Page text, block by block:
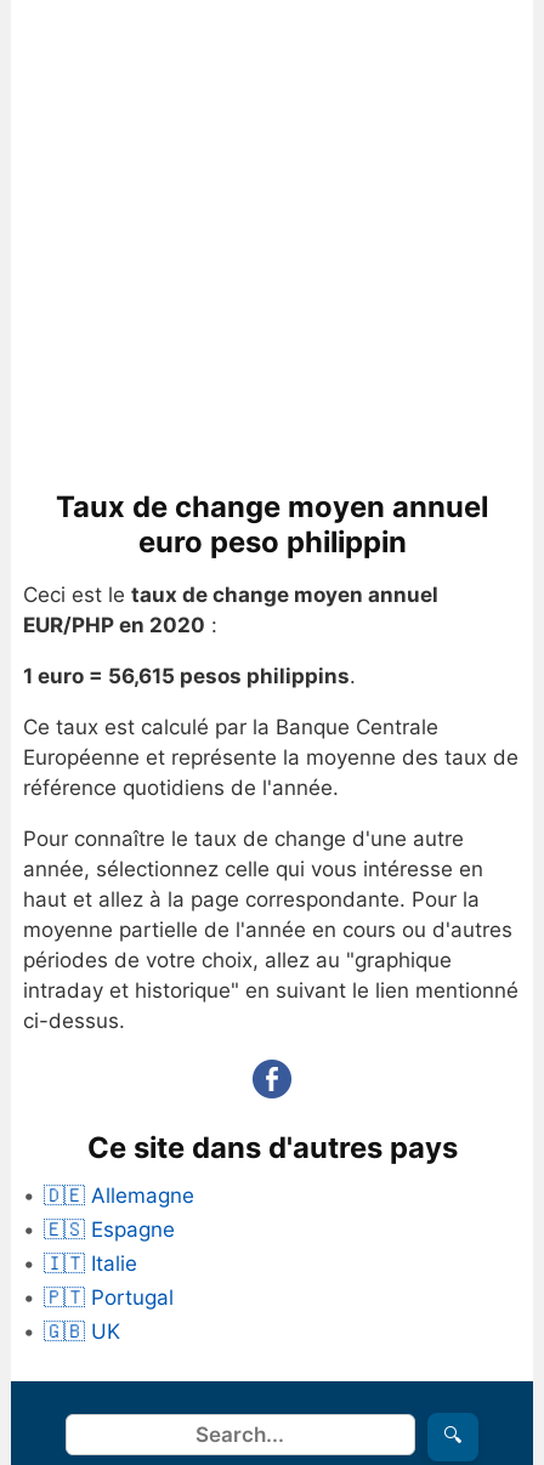
Taux de change moyen annuel
euro peso philippin
Ceci est le taux de change moyen annuel
EUR/PHP en 2020 :
1 euro = 56,615 pesos philippins.
Ce taux est calculé par la Banque Centrale
Européenne et représente la moyenne des taux de
référence quotidiens de l'année.
Pour connaître le taux de change d'une autre
année, sélectionnez celle qui vous intéresse en
haut et allez à la page correspondante. Pour la
moyenne partielle de l'année en cours ou d'autres
périodes de votre choix, allez au "graphique
intraday et historique" en suivant le lien mentionné
ci-dessus.
Ce site dans d'autres pays
🇩🇪 Allemagne
🇪🇸 Espagne
🇮🇹 Italie
🇵🇹 Portugal
🇬🇧 UK
Rechercher 🔍